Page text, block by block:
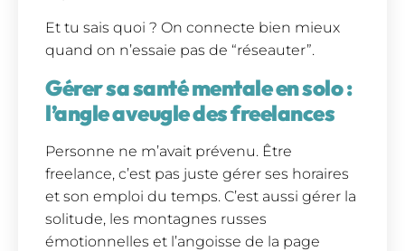
Et tu sais quoi ? On connecte bien mieux
quand on n’essaie pas de “réseauter”.
Gérer sa santé mentale en solo :
l’angle aveugle des freelances
Personne ne m’avait prévenu. Être
freelance, c’est pas juste gérer ses horaires
et son emploi du temps. C’est aussi gérer la
solitude, les montagnes russes
émotionnelles et l’angoisse de la page